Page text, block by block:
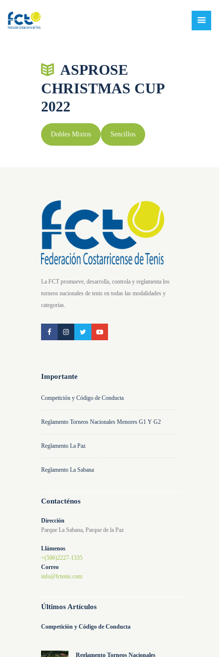
ASPROSE
CHRISTMAS CUP
2022
Dobles Mixtos Sencillos
La FCT promueve, desarrolla, controla y reglamenta los
torneos nacionales de tenis en todas las modalidades y
categorías.
Importante
Competición y Código de Conducta
Reglamento Torneos Nacionales Menores G1 Y G2
Reglamento La Paz
Reglamento La Sabana
Contacténos
Dirección
Parque La Sabana, Parque de la Paz
Llámenos
+(506)2227-1335
Correo
info@fctenis.com
Últimos Artículos
Competición y Código de Conducta
Reglamento Torneos Nacionales